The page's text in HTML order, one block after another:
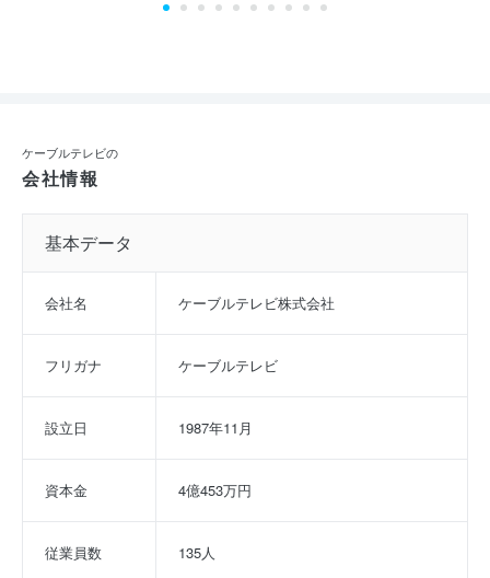
ケーブルテレビの
会社情報
基本データ
会社名 ケーブルテレビ株式会社
フリガナ ケーブルテレビ
設立日 1987年11月
資本金 4億453万円
従業員数 135人